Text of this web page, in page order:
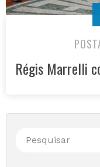
Régis Marrelli